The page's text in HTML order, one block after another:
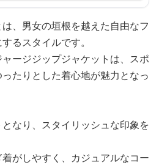
、男女の垣根を越えた自由なフ
るスタイルです。
ージジップジャケットは、スポ
たりとした着心地が魅力となっ
なり、スタイリッシュな印象を
がしやすく、カジュアルなコー